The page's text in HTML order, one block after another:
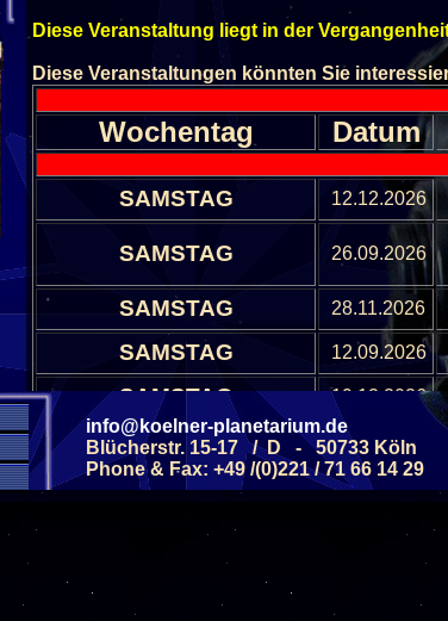
Diese Veranstaltung liegt in der
Diese Veranstaltungen könnten Sie
Wochentag Datum
SAMSTAG 12.12.2026
SAMSTAG 26.09.2026
SAMSTAG 28.11.2026
SAMSTAG 12.09.2026
SAMSTAG 19.12.2026
SAMSTAG 05.09.2026
SAMSTAG
SAMSTAG 24.10.2026
info@koelner-planetarium.de
Blücherstr. 15-17 / D - 50733 Köln
Phone & Fax: +49 /(0)221 / 71 66 14 29